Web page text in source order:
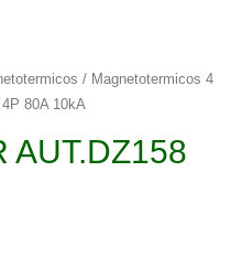
/ Magnetotermicos 4
80A 10kA
AUT.DZ158